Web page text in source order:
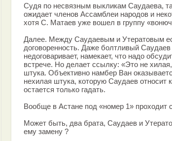
Судя по несвязным выкликам Саудаева,
ожидает членов Ассамблеи народов и
хотя С. Матаев уже вошел в группу
Далее. Между Саудаевым и Утератовым
договоренность. Даже болтливый Саудаев
недоговаривает, намекает, что надо
встрече. Но делает ссылку: «Это не
штука. Объективно намбер Ван
нехилая штука, которую Саудаев относит
остается только гадать.
Вообще в Астане под «номер 1» проходит
Может быть, два брата, Саудаев и
ему замену ?